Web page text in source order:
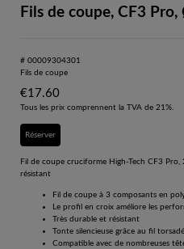
Fils de coupe, CF3
# 00009304301
Fils de coupe
€17.60
Tous les prix comprennent la TVA de 21%.
Réserver
Fil de coupe cruciforme High-Tech CF3
résistant
Fil de coupe à 3 composants en
Le profil en croix améliore les
Très durable et résistant
Tonte silencieuse grâce au fil torsadé
Compatible avec de nombreuses